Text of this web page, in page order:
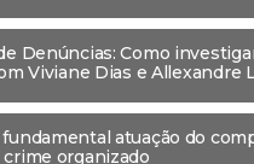
Denúncias: Como
Viviane Dias e Allexandre
atuação do
organizado